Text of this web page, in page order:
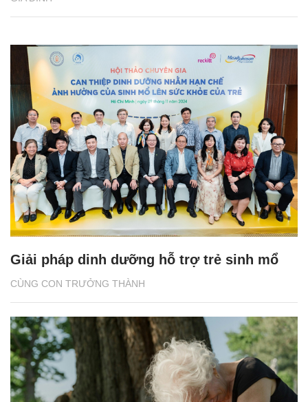
CÙNG CON TRƯỞNG THÀNH
Giải pháp dinh dưỡng hỗ trợ trẻ sinh mổ